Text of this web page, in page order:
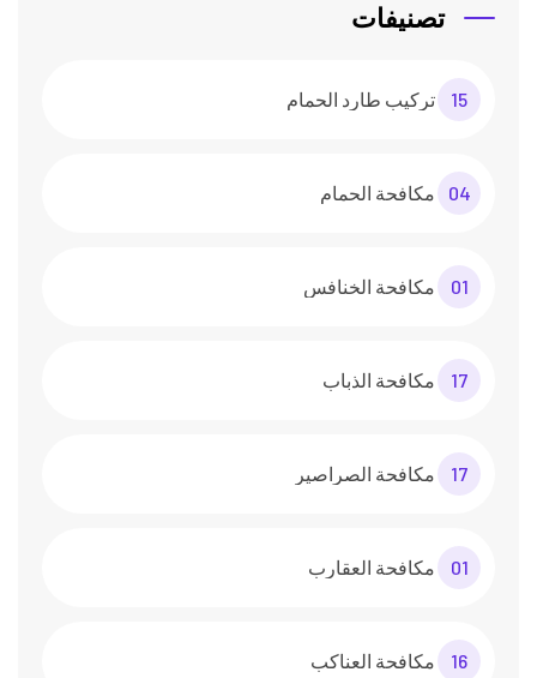
تصنيفات
تركيب طارد الحمام 15
مكافحة الحمام 04
مكافحة الخنافس 01
مكافحة الذباب 17
مكافحة الصراصير 17
مكافحة العقارب 01
مكافحة العناكب 16